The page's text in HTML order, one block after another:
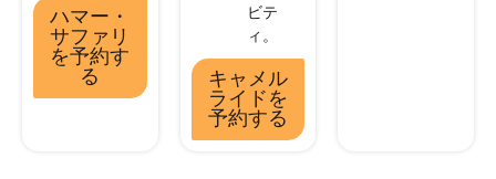
ハマー・
サファリ
を予約す
る
ビテ
ィ。
キャメル
ライドを
予約する